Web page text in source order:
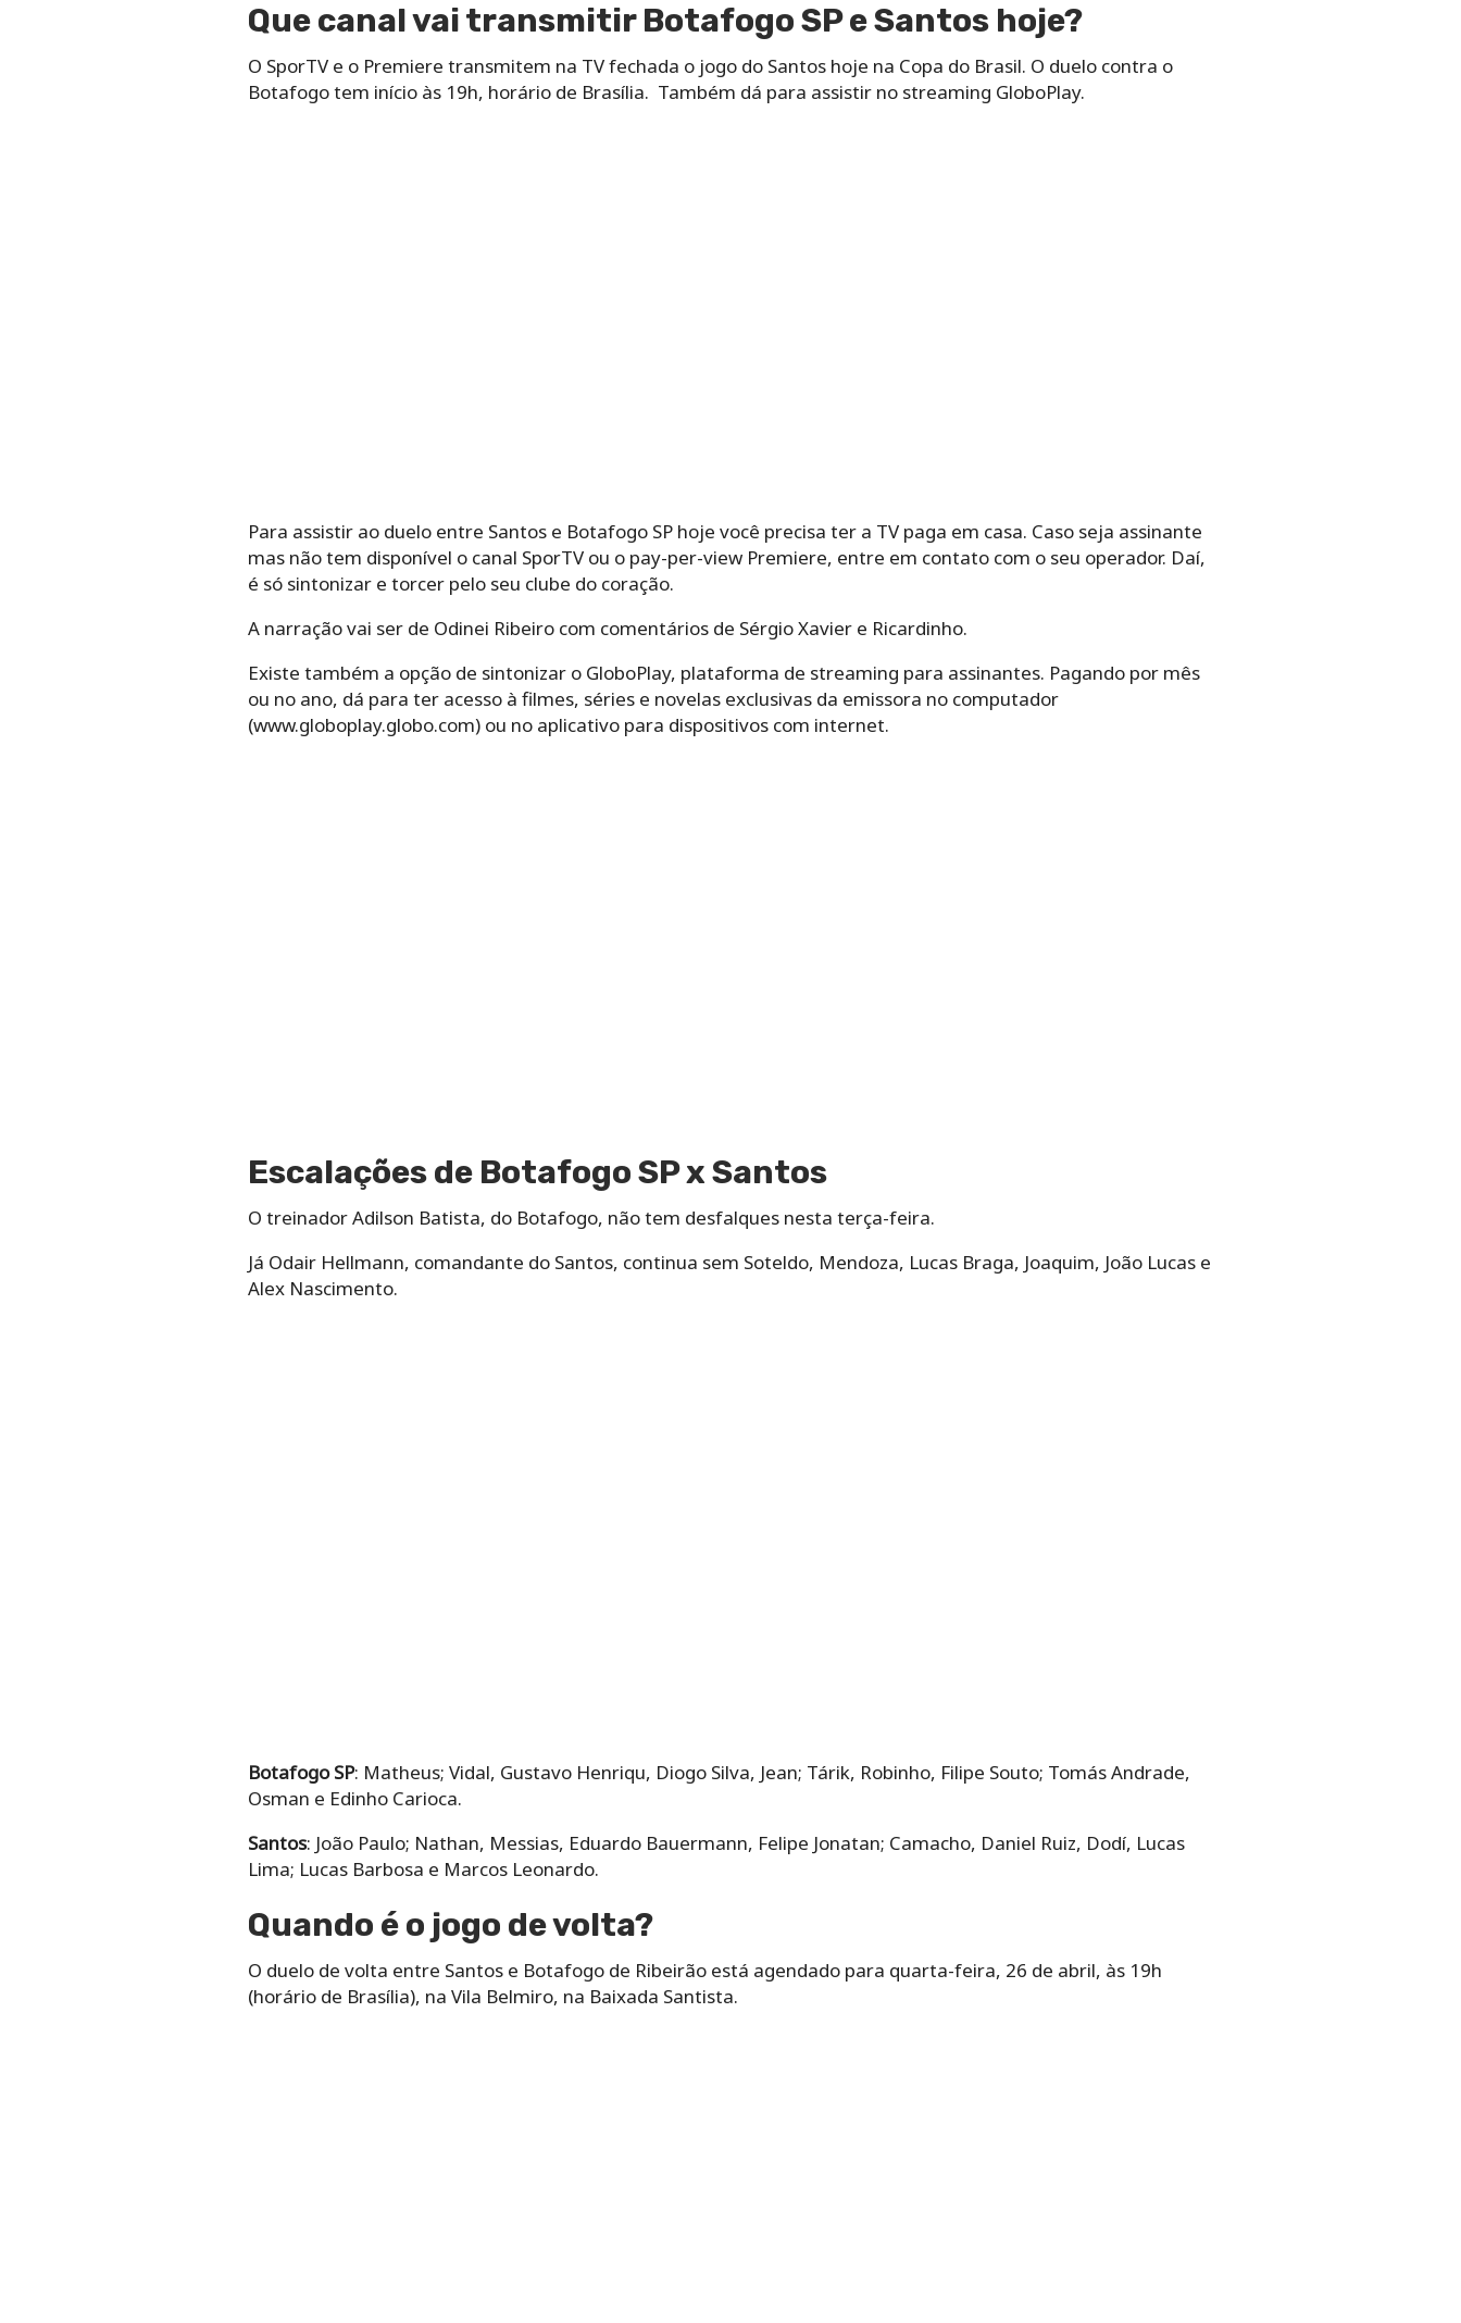
Que canal vai transmitir Botafogo SP e Santos hoje?
O SporTV e o Premiere transmitem na TV fechada o jogo do Santos hoje na Copa do Brasil. O duelo contra o
Botafogo tem início às 19h, horário de Brasília. Também dá para assistir no streaming GloboPlay.
Para assistir ao duelo entre Santos e Botafogo SP hoje você precisa ter a TV paga em casa. Caso seja assinante
mas não tem disponível o canal SporTV ou o pay-per-view Premiere, entre em contato com o seu operador. Daí,
é só sintonizar e torcer pelo seu clube do coração.
A narração vai ser de Odinei Ribeiro com comentários de Sérgio Xavier e Ricardinho.
Existe também a opção de sintonizar o GloboPlay, plataforma de streaming para assinantes. Pagando por mês
ou no ano, dá para ter acesso à filmes, séries e novelas exclusivas da emissora no computador
(www.globoplay.globo.com) ou no aplicativo para dispositivos com internet.
Escalações de Botafogo SP x Santos
O treinador Adilson Batista, do Botafogo, não tem desfalques nesta terça-feira.
Já Odair Hellmann, comandante do Santos, continua sem Soteldo, Mendoza, Lucas Braga, Joaquim, João Lucas e
Alex Nascimento.
Botafogo SP: Matheus; Vidal, Gustavo Henriqu, Diogo Silva, Jean; Tárik, Robinho, Filipe Souto; Tomás Andrade,
Osman e Edinho Carioca.
Santos: João Paulo; Nathan, Messias, Eduardo Bauermann, Felipe Jonatan; Camacho, Daniel Ruiz, Dodí, Lucas
Lima; Lucas Barbosa e Marcos Leonardo.
Quando é o jogo de volta?
O duelo de volta entre Santos e Botafogo de Ribeirão está agendado para quarta-feira, 26 de abril, às 19h
(horário de Brasília), na Vila Belmiro, na Baixada Santista.